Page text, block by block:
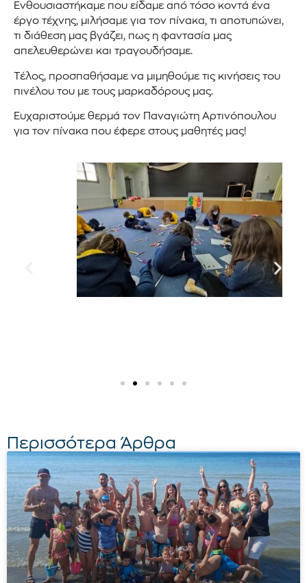
Ενθουσιαστήκαμε που είδαμε από τόσο κοντά ένα
έργο τέχνης, μιλήσαμε για τον πίνακα, τι αποτυπώνει,
τι διάθεση μας βγάζει, πως η φαντασία μας
απελευθερώνει και τραγουδήσαμε.
Τέλος, προσπαθήσαμε να μιμηθούμε τις κινήσεις του
πινέλου του με τους μαρκαδόρους μας.
Ευχαριστούμε θερμά τον Παναγιώτη Αρτινόπουλου
για τον πίνακα που έφερε στους μαθητές μας!
Περισσότερα Άρθρα